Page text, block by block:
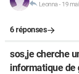
Leonna - 19
6 réponses
sos,je cherche
informatique de